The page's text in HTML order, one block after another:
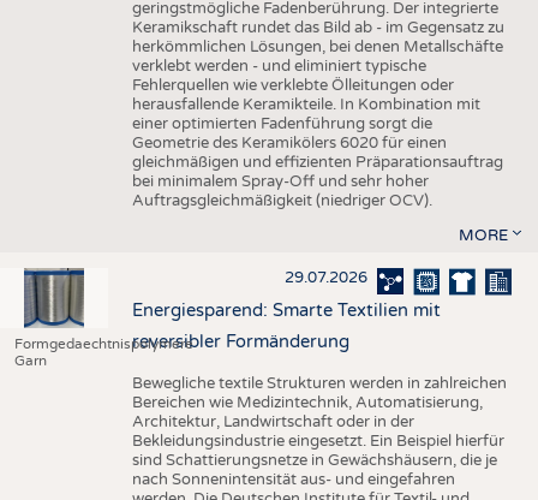
geringstmögliche Fadenberührung. Der integrierte
Keramikschaft rundet das Bild ab - im Gegensatz zu
herkömmlichen Lösungen, bei denen Metallschäfte
verklebt werden - und eliminiert typische
Fehlerquellen wie verklebte Ölleitungen oder
herausfallende Keramikteile. In Kombination mit
einer optimierten Fadenführung sorgt die
Geometrie des Keramikölers 6020 für einen
gleichmäßigen und effizienten Präparationsauftrag
bei minimalem Spray-Off und sehr hoher
Auftragsgleichmäßigkeit (niedriger OCV).
MORE
Formgedaechtnispolymere
Garn
29.07.2026
Energiesparend: Smarte Textilien mit
reversibler Formänderung
Bewegliche textile Strukturen werden in zahlreichen
Bereichen wie Medizintechnik, Automatisierung,
Architektur, Landwirtschaft oder in der
Bekleidungsindustrie eingesetzt. Ein Beispiel hierfür
sind Schattierungsnetze in Gewächshäusern, die je
nach Sonnenintensität aus- und eingefahren